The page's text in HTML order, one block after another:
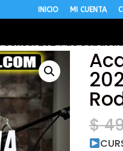
INICIO MI CUENTA
2024 de
$